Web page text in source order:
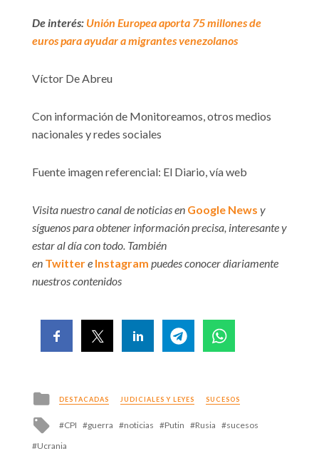
De interés: Unión Europea aporta 75 millones de
euros para ayudar a migrantes venezolanos
Víctor De Abreu
Con información de Monitoreamos, otros medios
nacionales y redes sociales
Fuente imagen referencial: El Diario, vía web
Visita nuestro canal de noticias en Google News y
síguenos para obtener información precisa, interesante y
estar al día con todo. También
en Twittere Instagram puedes conocer diariamente
nuestros contenidos
Posted
in
DESTACADAS JUDICIALES Y LEYES SUCESOS
Tagged
CPI guerra noticias Putin Rusia
sucesos
Ucrania